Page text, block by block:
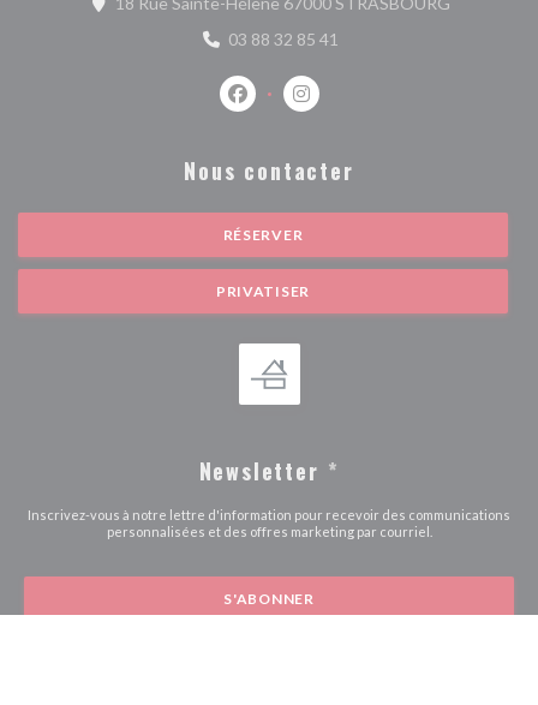
03 88 32 85 41
Facebook ((ouvre une nouvelle
Instagram ((ouvre une
Nous contacter
RÉSERVER
PRIVATISER
Newsletter *
Inscrivez-vous à notre lettre d'information pour recevoir des communications
personnalisées et des offres marketing par courriel.
S'ABONNER